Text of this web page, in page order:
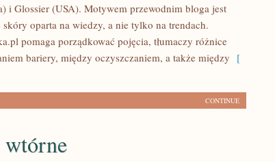
i Glossier (USA). Motywem przewodnim bloga jest
oparta na wiedzy, a nie tylko na trendach.
pomaga porządkować pojęcia, tłumaczy różnice
bariery, między oczyszczaniem, a także między [
CONTINUE
wtórne